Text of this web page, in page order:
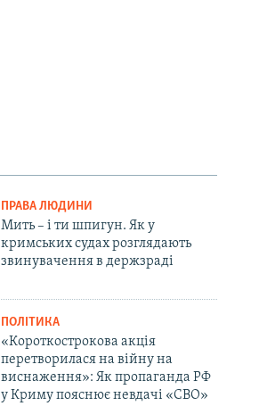
ПРАВА ЛЮДИНИ
Мить – і ти шпигун. Як у
кримських судах розглядають
звинувачення в держзраді
ПОЛІТИКА
«Короткострокова акція
перетворилася на війну на
виснаження»: Як пропаганда РФ
у Криму пояснює невдачі «СВО»